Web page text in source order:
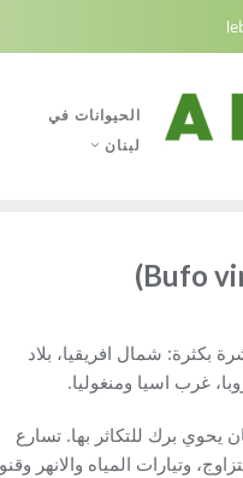
الحيوانات في
لبنان
بكثرة: شمال افريقيا، بلاد
غرب اسيا ومنغوليا.
يحوي برك للتكاثر بها. تسارع
وتيارات المياه والانهر